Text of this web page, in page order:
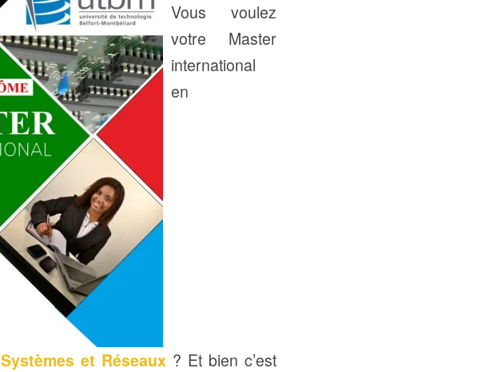
Vous voulez
votre Master
international
en
Systèmes et Réseaux? Et bien c’est